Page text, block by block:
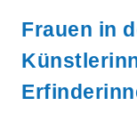
Frauen in